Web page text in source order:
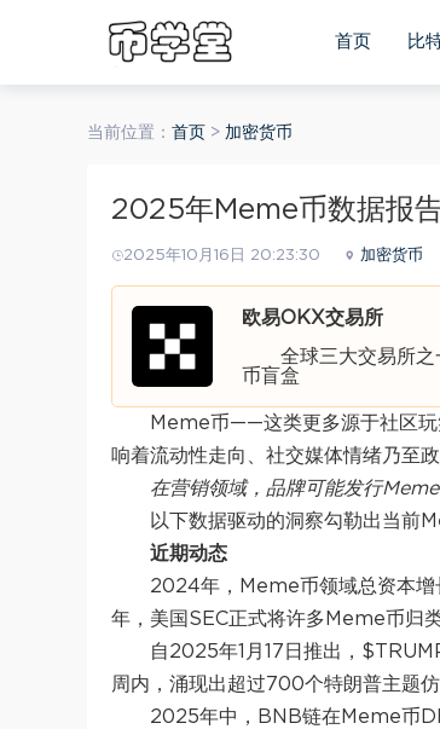
首页 比
当前位置： 首页 > 加密货币
2025年Meme币数据报
2025年10月16日 20:23:30 加密货币
欧易OKX交易所
全球三大交易所
币盲盒
Meme币——这类更多源于社区玩
响着流动性走向、社交媒体情绪乃至政
在营销领域，品牌可能发行
以下数据驱动的洞察勾勒出当前
近期动态
2024年，Meme币领域总资本
年，美国SEC正式将许多Meme币归
自2025年1月17日推出，
周内，涌现出超过700个特朗普主题
2025年中，BNB链在Meme币